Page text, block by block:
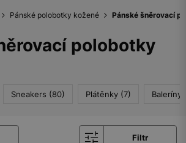
Pánské polobotky kožené Pánské šněrovací
polobotky
Sneakers (80) Plátěnky (7) Baleríny
Filtr